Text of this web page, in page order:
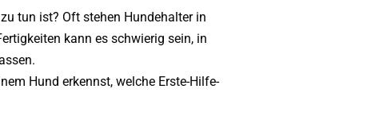
tun ist? Oft stehen Hundehalter in
kann es schwierig sein, in
Hund erkennst, welche Erste-Hilfe-